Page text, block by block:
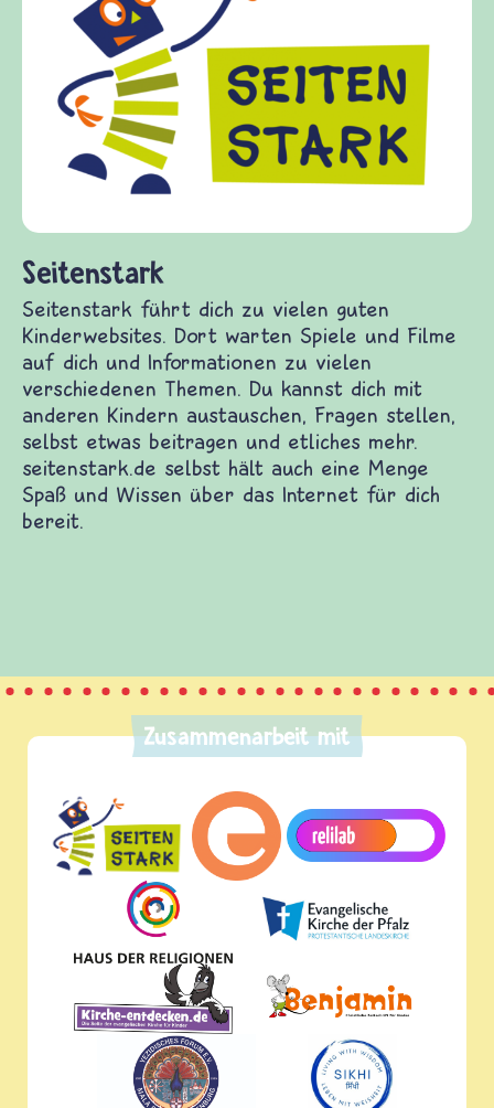
vielen guten Kinderwebsites. Dort warten
und Informationen zu vielen verschiedenen
anderen Kindern austauschen, Fragen
Frieden Fragen
frieden-fragen.de ist ein
Kinder, Eltern und
Fragen von Krieg und
Gewalt informiert und
diesem Themenbereich
fragen.de bietet Antworten
und Frieden, Streit und
Zusammenarbeit mit